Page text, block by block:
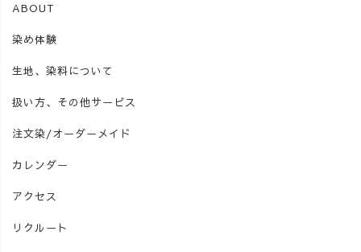
ABOUT
染め体験
生地、染料について
扱い方、その他サービス
注文染/オーダーメイド
カレンダー
アクセス
リクルート